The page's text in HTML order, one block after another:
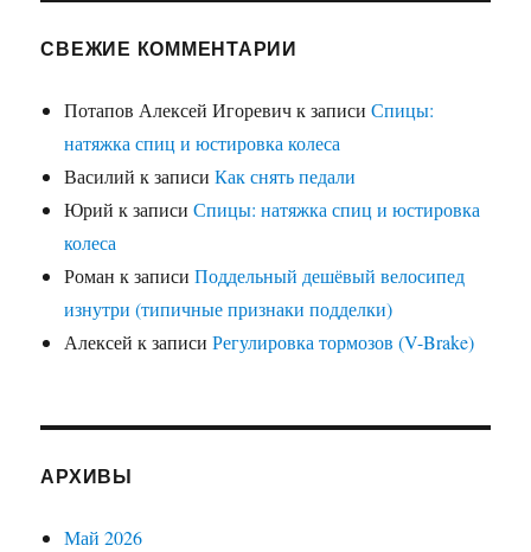
СВЕЖИЕ КОММЕНТАРИИ
Потапов Алексей Игоревичк записиСпицы:
натяжка спиц и юстировка колеса
Василий к записиКак снять педали
Юрий к записиСпицы: натяжка спиц и юстировка
колеса
Роман к записиПоддельный дешёвый велосипед
изнутри (типичные признаки подделки)
Алексей к записиРегулировка тормозов (V-Brake)
АРХИВЫ
Май 2026